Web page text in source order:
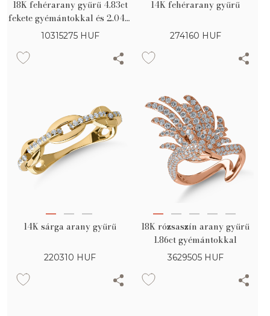
18K fehérarany gyűrű 4.83ct
fekete gyémántokkal és 2.04ct
tiszta gyémántokkal
10315275 HUF
14K fehérarany gyűrű
274160 HUF
14K sárga arany gyűrű
220310 HUF
18K rózsaszín arany gyűrű
1.86ct gyémántokkal
3629505 HUF